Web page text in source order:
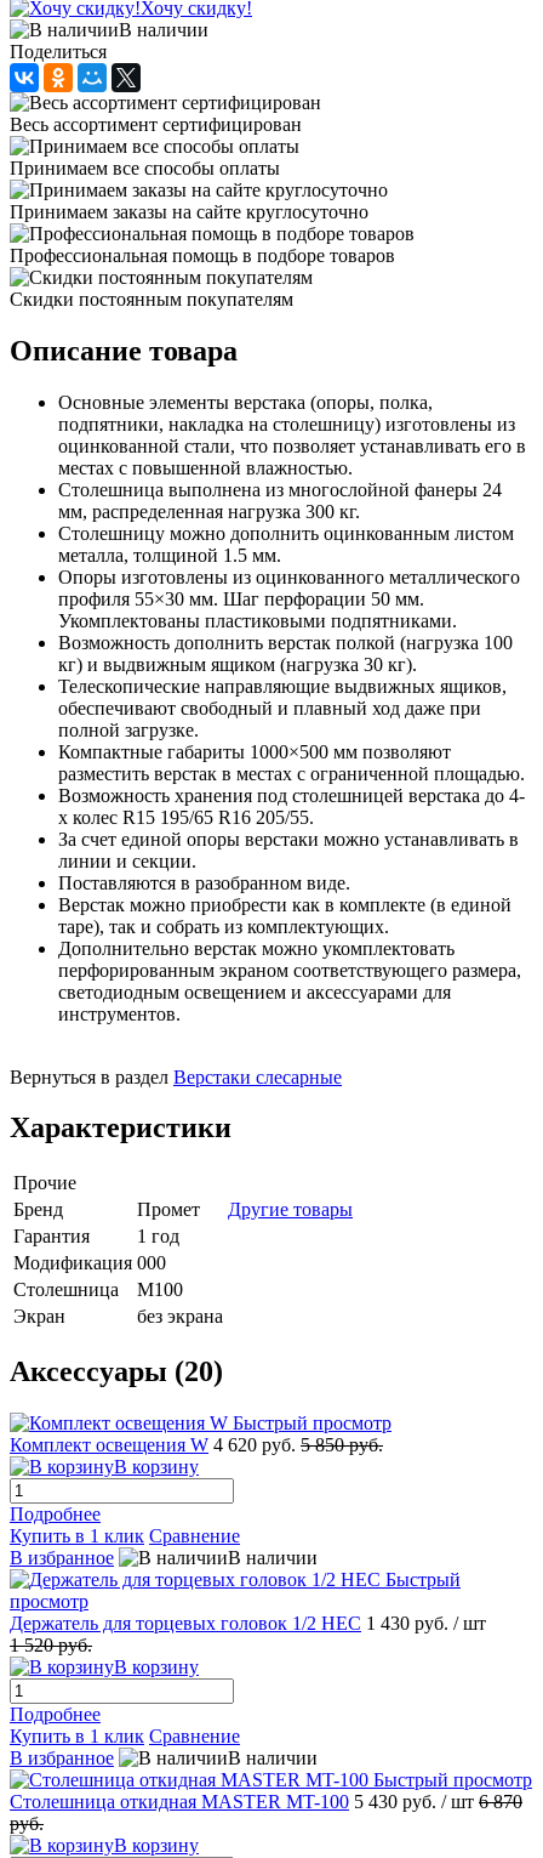
Хочу скидку!
В наличии
Поделиться
Весь ассортимент сертифицирован
Принимаем все способы оплаты
Принимаем заказы на сайте круглосуточно
Профессиональная помощь в подборе товаров
Скидки постоянным покупателям
Описание товара
Основные элементы верстака (опоры, полка,
подпятники, накладка на столешницу) изготовлены из
оцинкованной стали, что позволяет устанавливать его в
местах с повышенной влажностью.
Столешница выполнена из многослойной фанеры 24
мм, распределенная нагрузка 300 кг.
Столешницу можно дополнить оцинкованным листом
металла, толщиной 1.5 мм.
Опоры изготовлены из оцинкованного металлического
профиля 55×30 мм. Шаг перфорации 50 мм.
Укомплектованы пластиковыми подпятниками.
Возможность дополнить верстак полкой (нагрузка 100
кг) и выдвижным ящиком (нагрузка 30 кг).
Телескопические направляющие выдвижных ящиков,
обеспечивают свободный и плавный ход даже при
полной загрузке.
Компактные габариты 1000×500 мм позволяют
разместить верстак в местах с ограниченной площадью.
Возможность хранения под столешницей верстака до 4-
х колес R15 195/65 R16 205/55.
За счет единой опоры верстаки можно устанавливать в
линии и секции.
Поставляются в разобранном виде.
Верстак можно приобрести как в комплекте (в единой
таре), так и собрать из комплектующих.
Дополнительно верстак можно укомплектовать
перфорированным экраном соответствующего размера,
светодиодным освещением и аксессуарами для
инструментов.
Вернуться в раздел Верстаки слесарные
Характеристики
Прочие
Бренд
Промет
Другие товары
Гарантия
1 год
Модификация 000
Столешница
M100
Экран
без экрана
Аксессуары (20)
Быстрый просмотр
Комплект освещения W 4 620 руб. 5 850 руб.
В корзину
Подробнее
Купить в 1 клик Сравнение
В избранное
В наличии
Быстрый
просмотр
Держатель для торцевых головок 1/2 НЕС 1 430 руб. / шт
1 520 руб.
В корзину
Подробнее
Купить в 1 клик Сравнение
В избранное
В наличии
Быстрый просмотр
Столешница откидная MASTER MT-100 5 430 руб. / шт 6 870
руб.
В корзину